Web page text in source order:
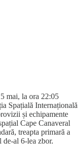
mai, la ora 22:05
Spațială Internațională
și echipamente
Cape Canaveral
treapta primară a
de-al 6-lea zbor.